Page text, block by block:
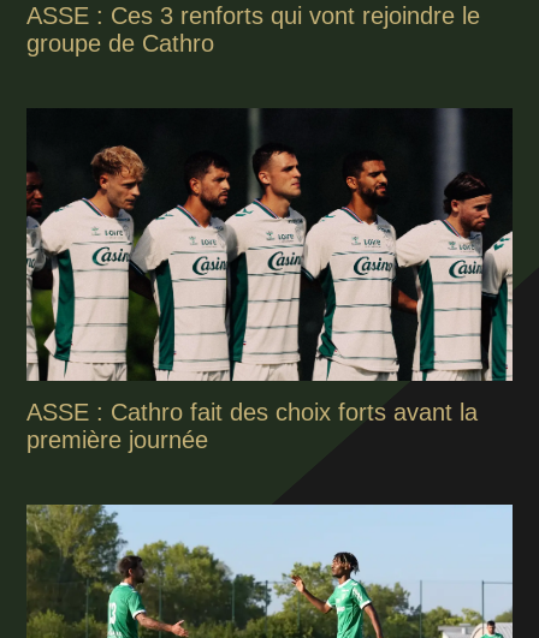
ASSE : Ces 3 renforts qui vont rejoindre le
groupe de Cathro
ASSE : Cathro fait des choix forts avant la
première journée